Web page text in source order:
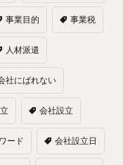
事業目的 事業税
人材派遣
社にばれない
会社設立
ード 会社設立日